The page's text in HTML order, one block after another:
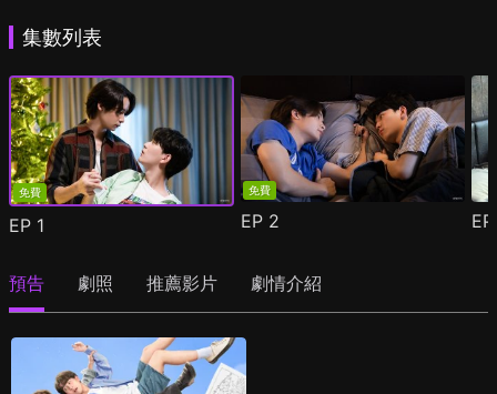
集數列表
免費
EP 1
免費
EP 2
預告 劇照 推薦影片 劇情介紹